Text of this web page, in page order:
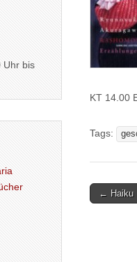
KT 14.00
Tags:
Post
← Haiku
Uhr bis